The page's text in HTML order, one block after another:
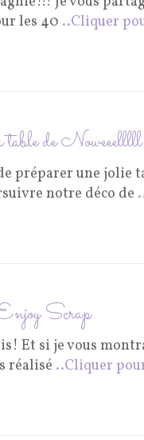
les 40 ..Cliquer
de Noweeelllll
préparer une jolie
notre déco de
Scrap
Et si je vous
réalisé ..Cliquer